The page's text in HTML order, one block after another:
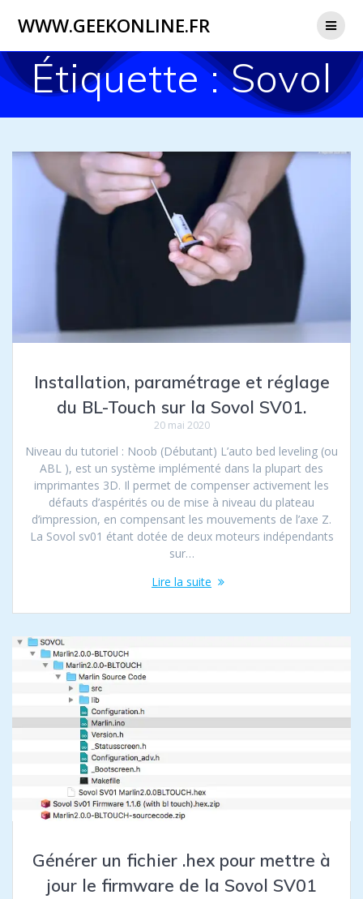
WWW.GEEKONLINE.FR
Étiquette :Sovol
Installation, paramétrage et réglage
du BL-Touch sur la Sovol SV01.
20 mai 2020
Niveau du tutoriel : Noob (Débutant) L’auto bed leveling (ou
ABL ), est un système implémenté dans la plupart des
imprimantes 3D. Il permet de compenser activement les
défauts d’aspérités ou de mise à niveau du plateau
d’impression, en compensant les mouvements de l’axe Z.
La Sovol sv01 étant dotée de deux moteurs indépendants
sur…
Lire la suite
Générer un fichier .hex pour mettre à
jour le firmware de la Sovol SV01